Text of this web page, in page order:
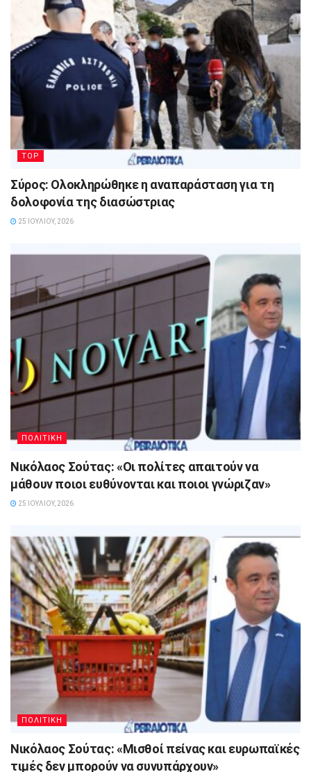
TOP
Σύρος: Ολοκληρώθηκε η αναπαράσταση για τη
δολοφονία της διασώστριας
25 ΙΟΥΛΊΟΥ, 2026
ΠΟΛΙΤΙΚΗ
Νικόλαος Σούτας: «Οι πολίτες απαιτούν να
μάθουν ποιοι ευθύνονται και ποιοι γνώριζαν»
25 ΙΟΥΛΊΟΥ, 2026
ΠΟΛΙΤΙΚΗ
Νικόλαος Σούτας: «Μισθοί πείνας και ευρωπαϊκές
τιμές δεν μπορούν να συνυπάρχουν»